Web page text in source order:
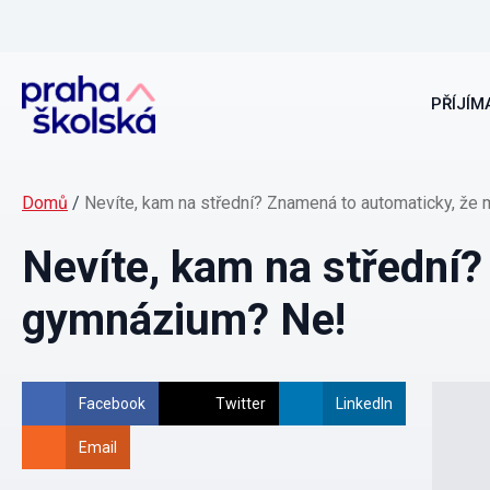
Domů / Nevíte, kam na střední? Znamená to automaticky, že
Nevíte, kam na
gymnázium? Ne!
Facebook Twitter LinkedIn
Email